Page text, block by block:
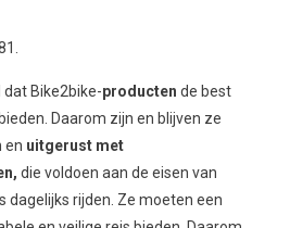
Bike2bike-producten de best
Daarom zijn en blijven ze
en uitgerust met
die voldoen aan de eisen van
dagelijks rijden. Ze moeten een